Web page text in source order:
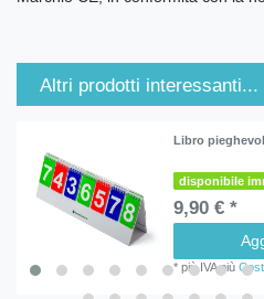
Altri prodotti interessanti...
Libro
disponibile
9,90 € *
*più IVApiù